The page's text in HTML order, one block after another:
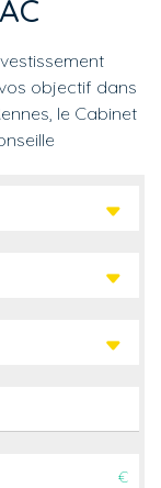
objectif dans
le Cabinet
€